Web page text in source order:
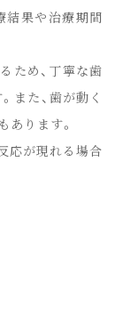
結果や治療期間
ため、丁寧な歯
また、歯が動く
あります。
応が現れる場合